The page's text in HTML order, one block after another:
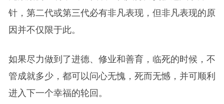
针，第二代或第三代必有非凡表现，但非凡表现的原
因并不仅限于此。
如果尽力做到了进德、修业和善育，临死的时候，不
管成就多少，都可以问心无愧，死而无憾，并可顺利
进入下一个幸福的轮回。